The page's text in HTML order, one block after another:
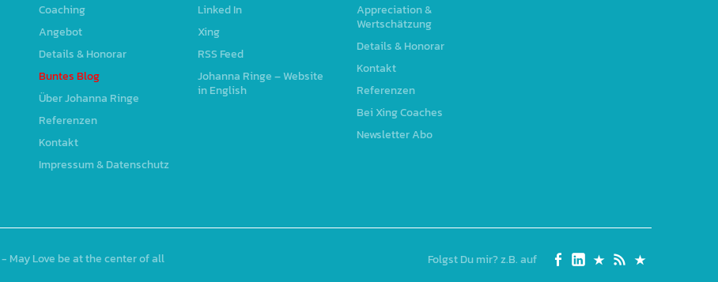
Coaching
Angebot
Details & Honorar
Buntes Blog
Über Johanna Ringe
Referenzen
Kontakt
Impressum & Datenschutz
Linked In
Xing
RSS Feed
Johanna Ringe – Website
in English
Appreciation &
Wertschätzung
Details & Honorar
Kontakt
Referenzen
Bei Xing Coaches
Newsletter Abo
- May Love be at the center of all
Folgst Du mir? z.B. auf